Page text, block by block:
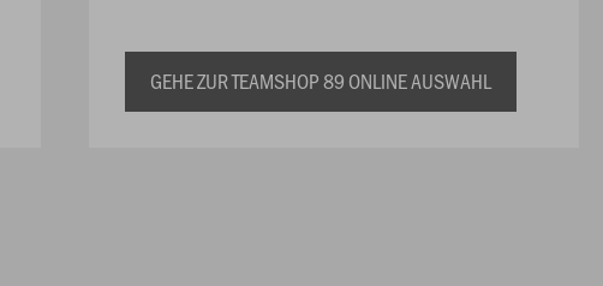
GEHE ZUR TEAMSHOP 89 ONLINE AUSWAHL